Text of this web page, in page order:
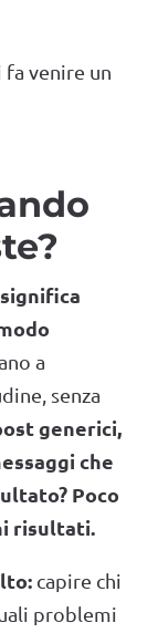
venire un
a
senza
generici,
che
Poco
risultati.
capire chi
problemi